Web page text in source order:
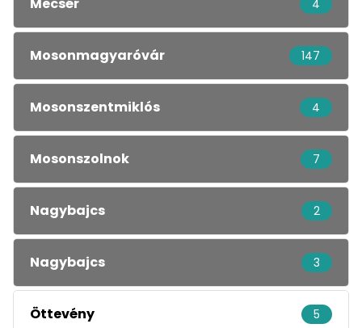
Mecsér 4
Mosonmagyaróvár 147
Mosonszentmiklós 4
Mosonszolnok 7
Nagybajcs 2
Nagybajcs 3
Öttevény 5